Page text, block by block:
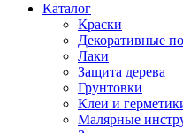
Каталог
Краски
Декоративные
Лаки
Защита дерева
Грунтовки
Клеи и
Малярные